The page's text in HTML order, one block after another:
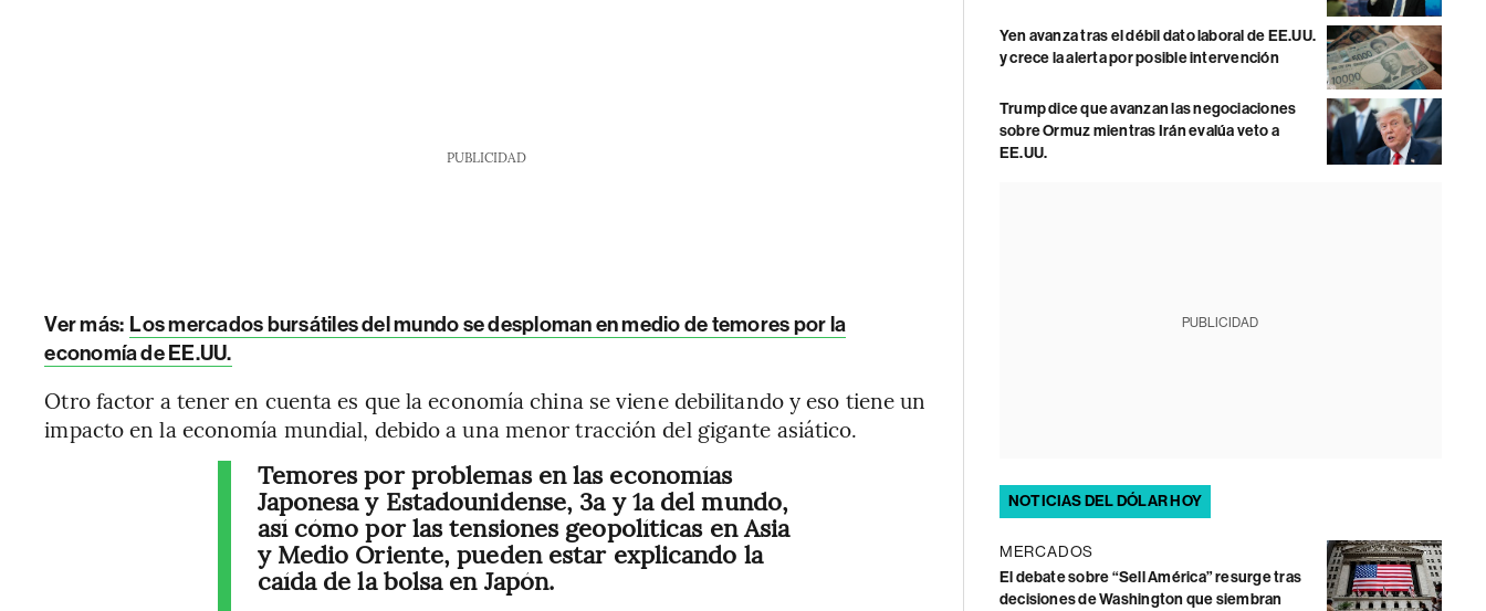
PUBLICIDAD
Ver más: Los mercados bursátiles del mundo se desploman en medio de temores por la
economía de EE.UU.
Otro factor a tener en cuenta es que la economía china se viene debilitando y eso tiene un
impacto en la economía mundial, debido a una menor tracción del gigante asiático.
Temores por problemas en las economías
Japonesa y Estadounidense, 3a y 1a del mundo,
así cómo por las tensiones geopolíticas en Asia
y Medio Oriente, pueden estar explicando la
caída de la bolsa en Japón.
Yen avanza tras el débil dato laboral de EE.UU.
y crece la alerta por posible intervención
Trump dice que avanzan las negociaciones
sobre Ormuz mientras Irán evalúa veto a
EE.UU.
PUBLICIDAD
NOTICIAS DEL DÓLAR HOY
MERCADOS
El debate sobre “Sell América” resurge tras
decisiones de Washington que siembran